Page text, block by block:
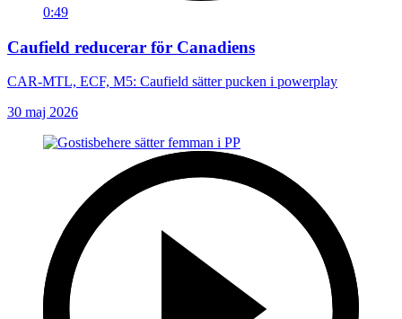
0:49
Caufield reducerar för Canadiens
CAR-MTL, ECF, M5: Caufield sätter pucken i powerplay
30 maj 2026